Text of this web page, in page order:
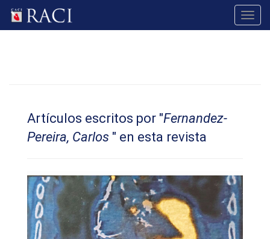
Artículos escritos por "Fernandez-
Pereira, Carlos " en esta revista